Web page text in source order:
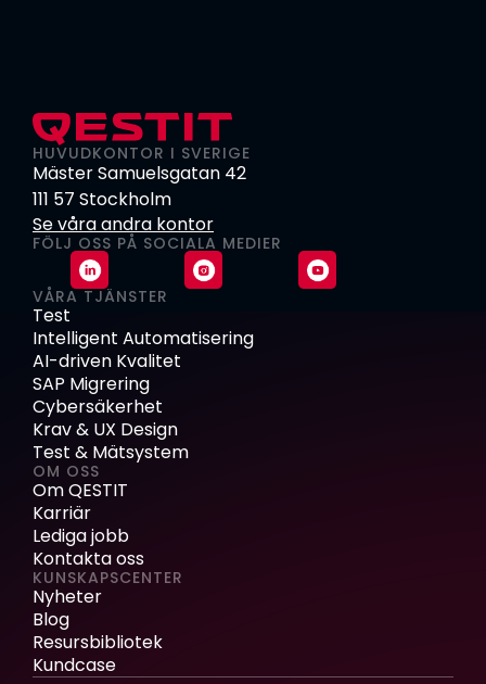
HUVUDKONTOR I SVERIGE
Mäster Samuelsgatan 42
111 57 Stockholm
Se våra andra kontor
FÖLJ OSS PÅ SOCIALA MEDIER
VÅRA TJÄNSTER
Test
Intelligent Automatisering
AI-driven Kvalitet
SAP Migrering
Cybersäkerhet
Krav & UX Design
Test & Mätsystem
OM OSS
Om QESTIT
Karriär
Lediga jobb
Kontakta oss
KUNSKAPSCENTER
Nyheter
Blog
Resursbibliotek
Kundcase